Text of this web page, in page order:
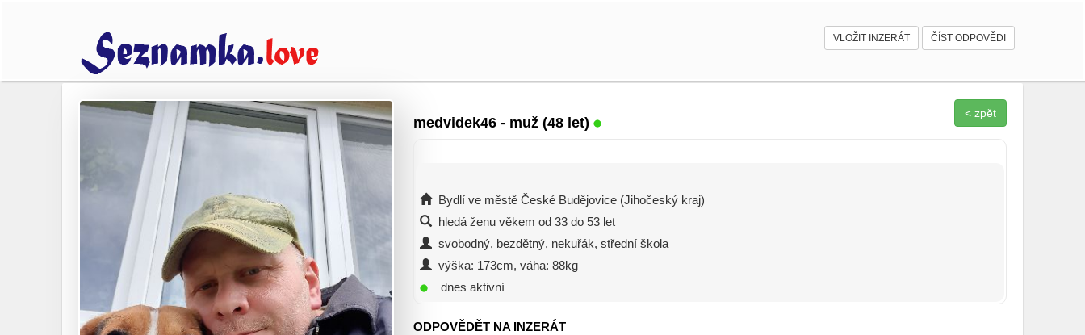
VLOŽIT INZERÁT ČÍST ODPOVĚDI
medvidek46 - muž (48 let)
< zpět
Bydlí ve městě České Budějovice (Jihočeský kraj)
hledá ženu věkem od 33 do 53 let
svobodný, bezdětný, nekuřák, střední škola
výška: 173cm, váha: 88kg
dnes aktivní
ODPOVĚDĚT NA INZERÁT